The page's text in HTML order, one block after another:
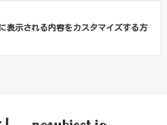
表示される内容をカスタマイズする方